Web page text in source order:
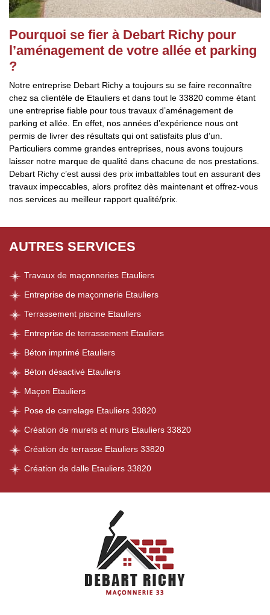
Pourquoi se fier à Debart Richy pour
l’aménagement de votre allée et parking
?
Notre entreprise Debart Richy a toujours su se faire reconnaître
chez sa clientèle de Etauliers et dans tout le 33820 comme étant
une entreprise fiable pour tous travaux d’aménagement de
parking et allée. En effet, nos années d’expérience nous ont
permis de livrer des résultats qui ont satisfaits plus d’un.
Particuliers comme grandes entreprises, nous avons toujours
laisser notre marque de qualité dans chacune de nos prestations.
Debart Richy c’est aussi des prix imbattables tout en assurant des
travaux impeccables, alors profitez dès maintenant et offrez-vous
nos services au meilleur rapport qualité/prix.
AUTRES SERVICES
Travaux de maçonneries Etauliers
Entreprise de maçonnerie Etauliers
Terrassement piscine Etauliers
Entreprise de terrassement Etauliers
Béton imprimé Etauliers
Béton désactivé Etauliers
Maçon Etauliers
Pose de carrelage Etauliers 33820
Création de murets et murs Etauliers 33820
Création de terrasse Etauliers 33820
Création de dalle Etauliers 33820